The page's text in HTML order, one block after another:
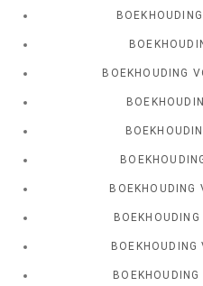
BOEKHOUDING
BOEKHOUDING